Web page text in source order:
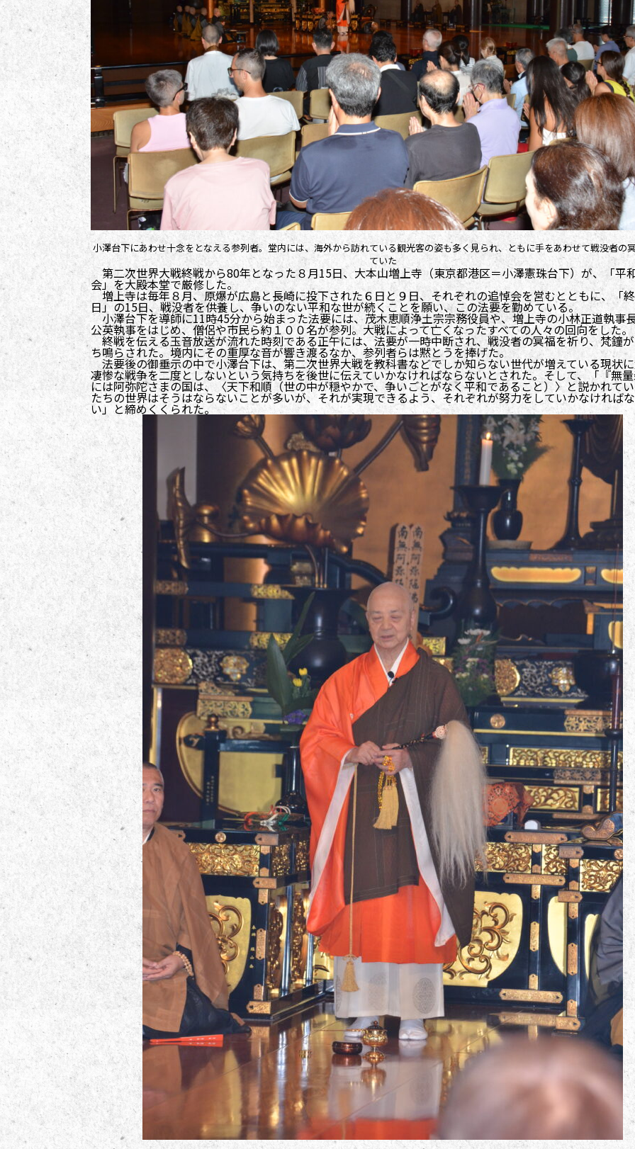
小澤台下にあわせ十念をとなえる参列者。堂内には、海外から訪れている観光客の姿も多く見られ、ともに手をあわせて戦没者の
ていた
第二次世界大戦終戦から80年となった８月15日、大本山増上寺（東京都港区＝小澤憲珠台下）が、「平
会」を大殿本堂で厳修した。
増上寺は毎年８月、原爆が広島と長崎に投下された６日と９日、それぞれの追悼会を営むとともに、「
日」の15日、戦没者を供養し、争いのない平和な世が続くことを願い、この法要を勤めている。
小澤台下を導師に11時45分から始まった法要には、茂木恵順浄土宗宗務役員や、増上寺の小林正道執事
公英執事をはじめ、僧侶や市民ら約１００名が参列。大戦によって亡くなったすべての人々の回向をした。
終戦を伝える玉音放送が流れた時刻である正午には、法要が一時中断され、戦没者の冥福を祈り、梵鐘
ち鳴らされた。境内にその重厚な音が響き渡るなか、参列者らは黙とうを捧げた。
法要後の御垂示の中で小澤台下は、第二次世界大戦を教科書などでしか知らない世代が増えている現状
凄惨な戦争を二度としないという気持ちを後世に伝えていかなければならないとされた。そして、「『無
には阿弥陀さまの国は、〈天下和順（世の中が穏やかで、争いごとがなく平和であること）〉と説かれて
たちの世界はそうはならないことが多いが、それが実現できるよう、それぞれが努力をしていかなければ
い」と締めくくられた。